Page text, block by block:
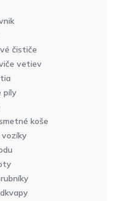
čističe
vetiev
píly
koše
vozíky